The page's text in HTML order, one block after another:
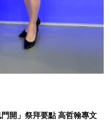
開」祭拜要點 高哲翰專文